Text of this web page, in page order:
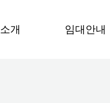
개 임대안내